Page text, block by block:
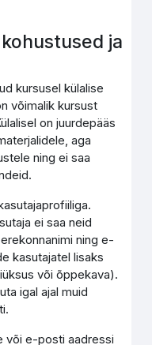
ja
kursusel külalise
võimalik kursust
on juurdepääs
aga
ning ei saa
ei saa neid
ning e-
kasutajatel lisaks
või õppekava).
igal ajal muid
või e-posti aadressi